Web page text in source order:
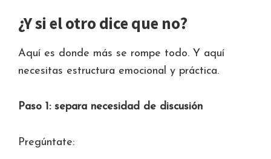
¿Y si el otro dice que no?
Aquí es donde más se rompe todo. Y aquí
necesitas estructura emocional y práctica.
Paso 1: separa necesidad de discusión
Pregúntate: